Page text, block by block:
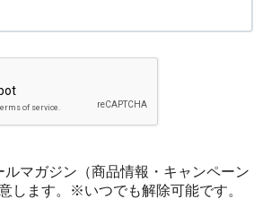
ルマガジン（商品情報・キャンペーン
します。※いつでも解除可能です。